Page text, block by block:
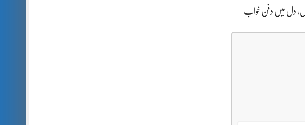
دل میں دفن خواب